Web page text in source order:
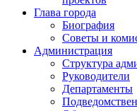
Глава города
Биография
Советы и
Администрация
Структура
Руководители
Департаменты